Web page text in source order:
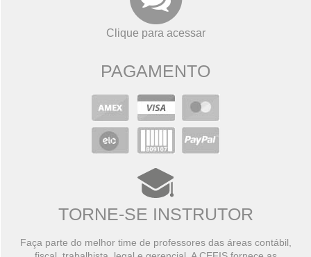
Clique para acessar
PAGAMENTO
TORNE-SE INSTRUTOR
Faça parte do melhor time de professores das áreas contábil,